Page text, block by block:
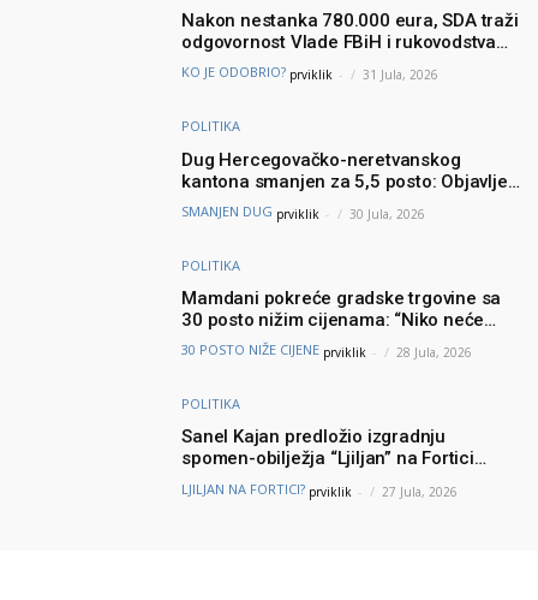
Nakon nestanka 780.000 eura, SDA traži
odgovornost Vlade FBiH i rukovodstva
Igmana
KO JE ODOBRIO? prviklik - 31 Jula, 2026
POLITIKA
Dug Hercegovačko-neretvanskog
kantona smanjen za 5,5 posto: Objavljeni
najnoviji podaci Ministarstva finansija
SMANJEN DUG prviklik - 30 Jula, 2026
POLITIKA
Mamdani pokreće gradske trgovine sa
30 posto nižim cijenama: “Niko neće
brinuti može li prehraniti svoju porodicu”
30 POSTO NIŽE CIJENE prviklik - 28 Jula, 2026
POLITIKA
Sanel Kajan predložio izgradnju
spomen-obilježja “Ljiljan” na Fortici
iznad Mostara – Podšku ideji dao i
Muhamed ef. Velić
LJILJAN NA FORTICI? prviklik - 27 Jula, 2026